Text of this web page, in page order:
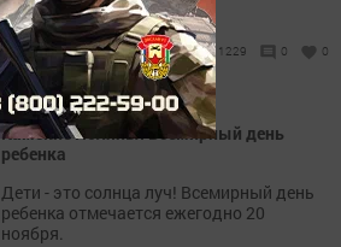
1229 0 0
Камские Поляны: Всемирный день
ребенка
Дети - это солнца луч! Всемирный день
ребенка отмечается ежегодно 20
ноября.